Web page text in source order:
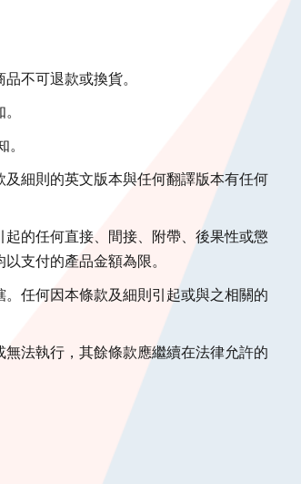
不可退款或換貨。
細則的英文版本與任何翻譯版本有任何
的任何直接、間接、附帶、後果性或懲
支付的產品金額為限。
任何因本條款及細則引起或與之相關的
法執行，其餘條款應繼續在法律允許的